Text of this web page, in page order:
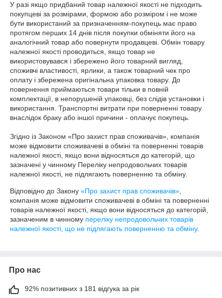
У разі якщо придбаний товар належної якості не підходить
покупцеві за розмірами, формою або розміром і не може
бути використаний за призначенням-покупець має право
протягом перших 14 днів після покупки обміняти його на
аналогічний товар або повернути продавцеві. Обмін товару
належної якості проводиться, якщо товар не
використовувався і збережено його товарний вигляд,
споживчі властивості, ярлики, а також товарний чек про
оплату і збережена оригінальна упаковка товару. До
повернення приймаються товари тільки в повній
комплектації, в непорушеній упаковці, без слідів установки і
використання. Транспортні витрати при поверненні товару
внаслідок браку або іншої причини - оплачує покупець.
Згідно із Законом «Про захист прав споживачів», компанія
може відмовити споживачеві в обміні та поверненні товарів
належної якості, якщо вони відносяться до категорій, що
зазначені у чинному Переліку непродовольчих товарів
належної якості, не підлягають поверненню та обміну.
Відповідно до Закону «Про захист прав споживачів»
компанія може відмовити споживачеві в обміні та поверненні
товарів належної якості, якщо вони відносяться до категорій,
зазначеним в чинному переліку непродовольчих товарів
належної якості, що не підлягають поверненню та обміну.
Про нас
92% позитивних з 181 відгука за рік